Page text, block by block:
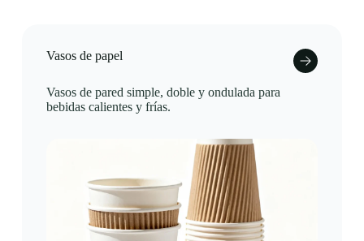
Vasos de papel
Vasos de pared simple, doble y ondulada para
bebidas calientes y frías.